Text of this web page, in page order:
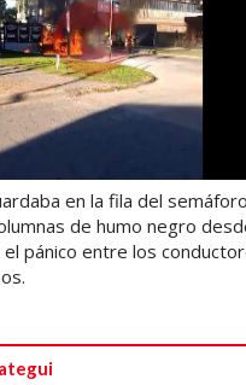
en la fila del
de humo negro
pánico entre los